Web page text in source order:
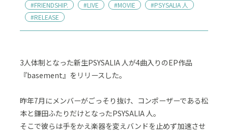
#FRIENDSHIP. #LIVE #MOVIE
#PSYSALIA 人
#RELEASE
3人体制となった新生PSYSALIA 人が4曲入りのEP作品
『basement』をリリースした。
昨年7月にメンバーがごっそり抜け、コンポーザーである松
本と鎌田ふたりだけとなったPSYSALIA 人。
そこで彼らは手をかえ楽器を変えバンドを止めず加速させ